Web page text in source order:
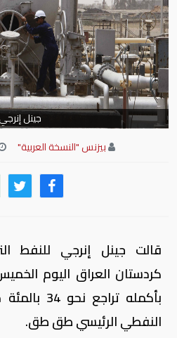
جينل إنرجي
بيزنس "النسخة العربية"
قالت جينل إنرجي للنفط
كردستان العراق اليوم
بأكمله
النفطي الرئيسي طق طق.